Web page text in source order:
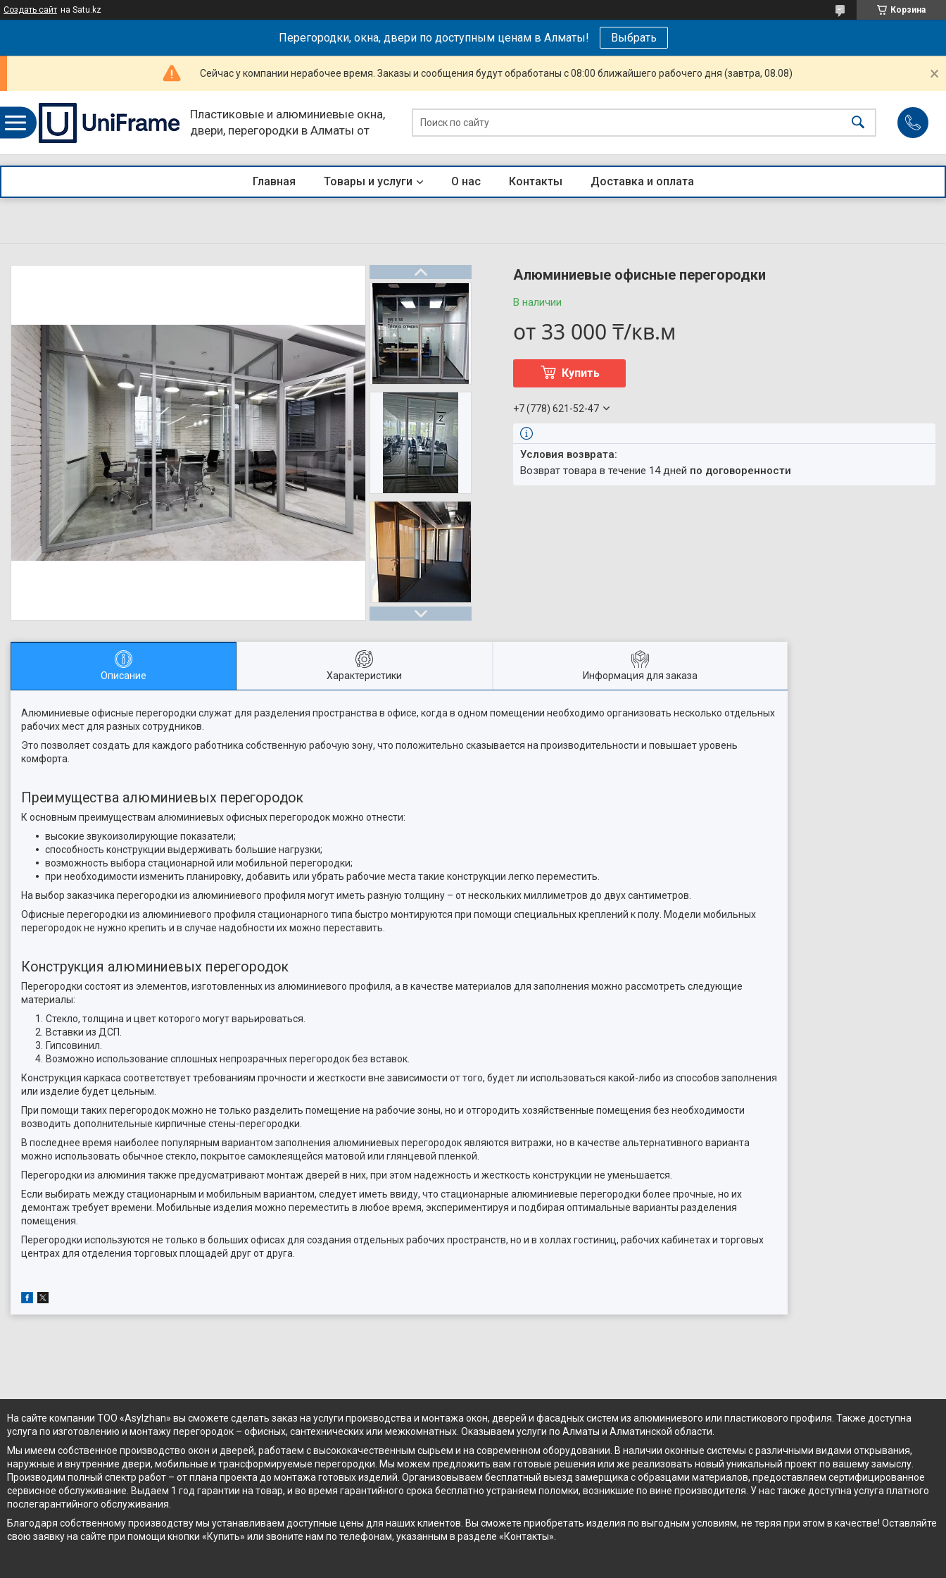
Создать сайт на Satu.kz Корзина
Перегородки, окна, двери по доступным ценам в Алматы! Выбрать
Сейчас у компании нерабочее время. Заказы и сообщения будут обработаны с 08:00 ближайшего рабочего дня (завтра, 08.08)
Пластиковые и алюминиевые окна,
двери, перегородки в Алматы от
Главная Товары и услуги О нас Контакты Доставка и оплата
Алюминиевые офисные перегородки
В наличии
от 33 000 ₸/кв.м
Купить
+7 (778) 621-52-47
возврат товара в течение 14 дней по договоренности
Описание Характеристики Информация для заказа
Алюминиевые офисные перегородки служат для разделения пространства в офисе, когда в одном помещении необходимо организовать несколько отдельных
рабочих мест для разных сотрудников.
Это позволяет создать для каждого работника собственную рабочую зону, что положительно сказывается на производительности и повышает уровень
комфорта.
Преимущества алюминиевых перегородок
К основным преимуществам алюминиевых офисных перегородок можно отнести:
высокие звукоизолирующие показатели;
способность конструкции выдерживать большие нагрузки;
возможность выбора стационарной или мобильной перегородки;
при необходимости изменить планировку, добавить или убрать рабочие места такие конструкции легко переместить.
На выбор заказчика перегородки из алюминиевого профиля могут иметь разную толщину – от нескольких миллиметров до двух сантиметров.
Офисные перегородки из алюминиевого профиля стационарного типа быстро монтируются при помощи специальных креплений к полу. Модели мобильных
перегородок не нужно крепить и в случае надобности их можно переставить.
Конструкция алюминиевых перегородок
Перегородки состоят из элементов, изготовленных из алюминиевого профиля, а в качестве материалов для заполнения можно рассмотреть следующие
материалы:
Стекло, толщина и цвет которого могут варьироваться.
Вставки из ДСП.
Гипсовинил.
Возможно использование сплошных непрозрачных перегородок без вставок.
Конструкция каркаса соответствует требованиям прочности и жесткости вне зависимости от того, будет ли использоваться какой-либо из способов заполнения
или изделие будет цельным.
При помощи таких перегородок можно не только разделить помещение на рабочие зоны, но и отгородить хозяйственные помещения без необходимости
возводить дополнительные кирпичные стены-перегородки.
В последнее время наиболее популярным вариантом заполнения алюминиевых перегородок являются витражи, но в качестве альтернативного варианта
можно использовать обычное стекло, покрытое самоклеящейся матовой или глянцевой пленкой.
Перегородки из алюминия также предусматривают монтаж дверей в них, при этом надежность и жесткость конструкции не уменьшается.
Если выбирать между стационарным и мобильным вариантом, следует иметь ввиду, что стационарные алюминиевые перегородки более прочные, но их
демонтаж требует времени. Мобильные изделия можно переместить в любое время, экспериментируя и подбирая оптимальные варианты разделения
помещения.
Перегородки используются не только в больших офисах для создания отдельных рабочих пространств, но и в холлах гостиниц, рабочих кабинетах и торговых
центрах для отделения торговых площадей друг от друга.
На сайте компании ТОО «Asylzhan» вы сможете сделать заказ на услуги производства и монтажа окон, дверей и фасадных систем из алюминиевого или пластикового профиля. Также доступна
услуга по изготовлению и монтажу перегородок – офисных, сантехнических или межкомнатных. Оказываем услуги по Алматы и Алматинской области.
Мы имеем собственное производство окон и дверей, работаем с высококачественным сырьем и на современном оборудовании. В наличии оконные системы с различными видами открывания,
наружные и внутренние двери, мобильные и трансформируемые перегородки. Мы можем предложить вам готовые решения или же реализовать новый уникальный проект по вашему замыслу.
Производим полный спектр работ – от плана проекта до монтажа готовых изделий. Организовываем бесплатный выезд замерщика с образцами материалов, предоставляем сертифицированное
сервисное обслуживание. Выдаем 1 год гарантии на товар, и во время гарантийного срока бесплатно устраняем поломки, возникшие по вине производителя. У нас также доступна услуга платного
послегарантийного обслуживания.
Благодаря собственному производству мы устанавливаем доступные цены для наших клиентов. Вы сможете приобретать изделия по выгодным условиям, не теряя при этом в качестве! Оставляйте
свою заявку на сайте при помощи кнопки «Купить» или звоните нам по телефонам, указанным в разделе «Контакты».